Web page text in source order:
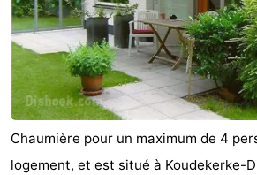
Chaumière pour un maximum de 4
logement, et est situé à Koudekerke-